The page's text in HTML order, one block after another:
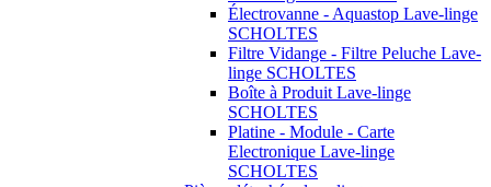
Électrovanne - Aquastop Lave-linge
SCHOLTES
Filtre Vidange - Filtre Peluche Lave-
linge SCHOLTES
Boîte à Produit Lave-linge
SCHOLTES
Platine - Module - Carte
Electronique Lave-linge
SCHOLTES